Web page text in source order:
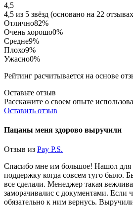
4,5
4,5 из 5 звёзд (основано на 22
Отлично82%
Очень хорошо0%
Средне9%
Плохо9%
Ужасно0%
Рейтинг расчитывается на основе
Оставьте отзыв
Расскажите о своем опыте
Оставить отзыв
Пацаны меня здорово выручили
Отзыв из Pay P.S.
Спасибо мне им большое! Нашол для
поддержку когда совсем туго было.
все сделали. Менеджер такая
заморачивалис с документами. Если
обязательно к ним вернусь.